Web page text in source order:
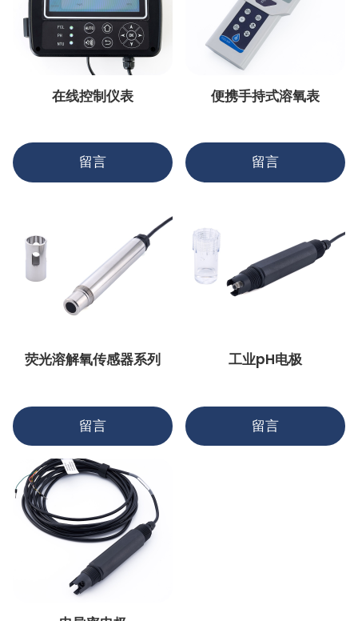
在线控制仪表
留言
便携手持式溶氧表
留言
荧光溶解氧传感器系列
留言
工业pH电极
留言